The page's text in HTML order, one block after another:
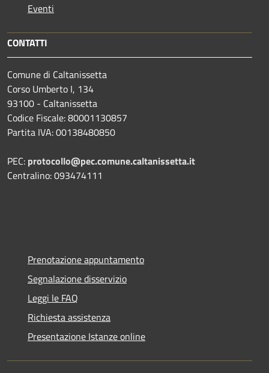
Eventi
CONTATTI
Comune di Caltanissetta
Corso Umberto I, 134
93100 - Caltanissetta
Codice Fiscale: 80001130857
Partita IVA: 00138480850
PEC: protocollo@pec.comune.caltanissetta.it
Centralino: 093474111
Prenotazione appuntamento
Segnalazione disservizio
Leggi le FAQ
Richiesta assistenza
Presentazione Istanze online